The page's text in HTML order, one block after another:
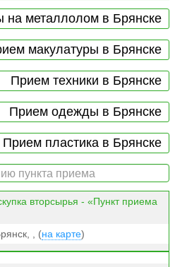
на металлолом в Брянске
макулатуры в Брянске
Прием техники в Брянске
Прием одежды в Брянске
Прием пластика в Брянске
вторсырья - «Пункт приема
, (на карте)